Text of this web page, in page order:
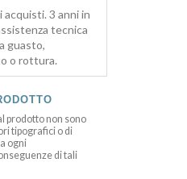
acquisti. 3 anni in
tecnica
guasto,
o rottura.
prodotto non sono
tipografici o di
ogni
di tali